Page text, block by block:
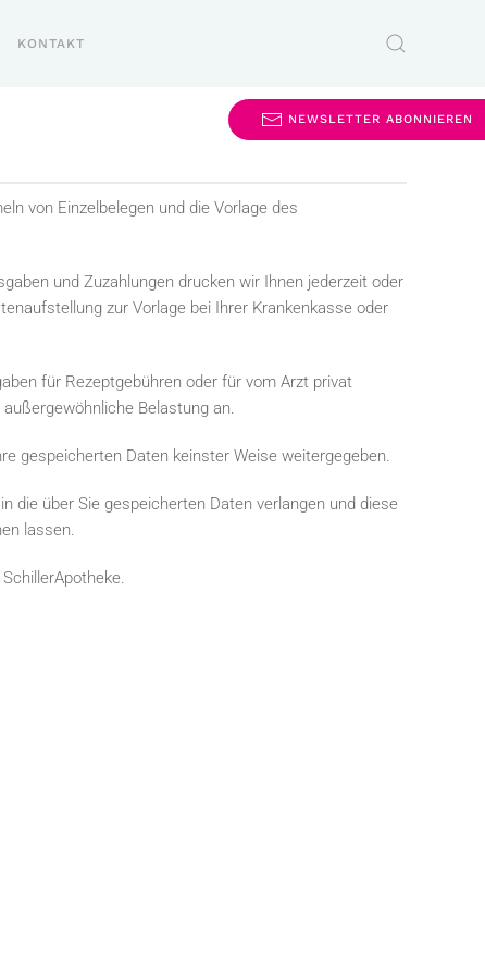
KONTAKT
von Einzelbelegen und die Vorlage des
und Zuzahlungen drucken wir Ihnen jederzeit oder
zur Vorlage bei Ihrer Krankenkasse oder
für Rezeptgebühren oder für vom Arzt privat
Belastung an.
gespeicherten Daten keinster Weise weitergegeben.
die über Sie gespeicherten Daten verlangen und diese
lassen.
NEWSLETTER ABONNIEREN